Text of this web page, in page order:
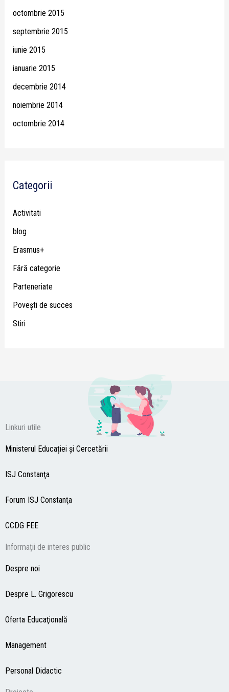
octombrie 2015
septembrie 2015
iunie 2015
ianuarie 2015
decembrie 2014
noiembrie 2014
octombrie 2014
Categorii
Activitati
blog
Erasmus+
Fără categorie
Parteneriate
Poveşti de succes
Stiri
Linkuri utile
Ministerul Educației și Cercetării
ISJ Constanţa
Forum ISJ Constanţa
CCDG FEE
Informații de interes public
Despre noi
Despre L. Grigorescu
Oferta Educaţională
Management
Personal Didactic